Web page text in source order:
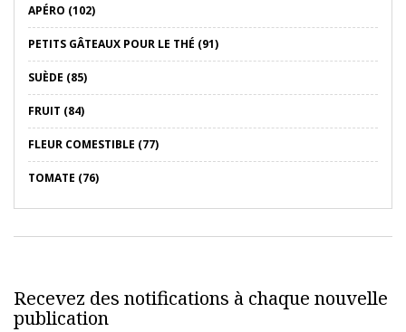
APÉRO (102)
PETITS GÂTEAUX POUR LE THÉ (91)
SUÈDE (85)
FRUIT (84)
FLEUR COMESTIBLE (77)
TOMATE (76)
Recevez des notifications à chaque nouvelle
publication